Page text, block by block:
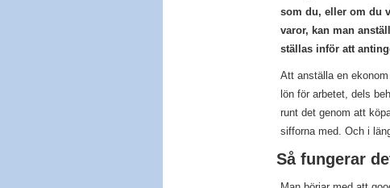
som du, eller om du
varor, kan man
ställas inför att
Att anställa en
lön för arbetet, dels
runt det genom att
sifforna med. Och i
Så fungerar